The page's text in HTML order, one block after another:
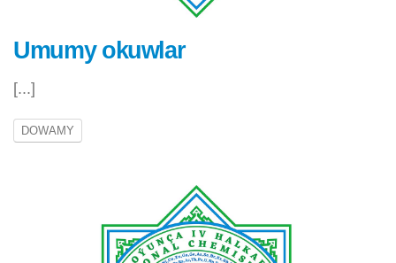
Umumy okuwlar
[...]
DOWAMY